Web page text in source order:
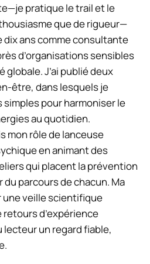
pratique le trail et le
que de rigueur—
dix ans comme consultante
d’organisations sensibles
J’ai publié deux
être, dans lesquels je
pour harmoniser le
au quotidien.
mon rôle de lanceuse
en animant des
qui placent la prévention
parcours de chacun. Ma
une veille scientifique
d’expérience
un regard fiable,